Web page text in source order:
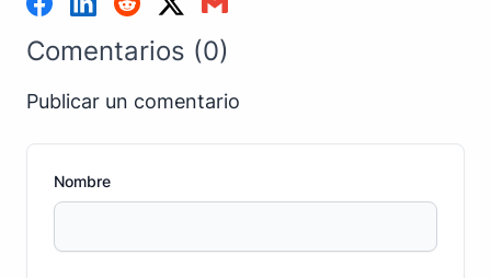
Comentarios (0)
Publicar un comentario
Nombre